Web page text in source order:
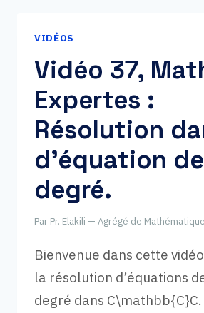
DU
BINÔME
DE
NEWTON,
VIDÉOS
Vidéo 37,
Expertes :
Résolution
d’équation
degré.
Par Pr. Elakili — Agrégé de
Bienvenue dans cette
la résolution d’équations
degré dans